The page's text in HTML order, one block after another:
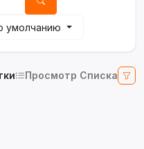
умолчанию
Просмотр Списка